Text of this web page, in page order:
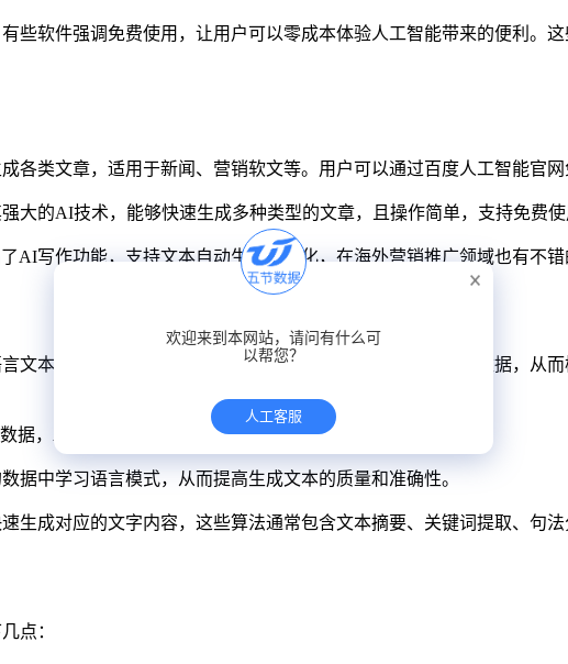
些软件强调免费使用，让用户可以零成本体验人工智能带来的便利。
类文章，适用于新闻、营销软文等。用户可以通过百度人工智能官网
的AI技术，能够快速生成多种类型的文章，且操作简单，支持免费使
写作功能，支持文本自动生成和优化，在海外营销推广领域也有不错
文本。通过深度学习算法，这些工具能够学习大规模的文本数据，从
据，AI能够生成符合语法和语意的文本。
中学习语言模式，从而提高生成文本的质量和准确性。
成对应的文字内容，这些算法通常包含文本摘要、关键词提取、句法
点：